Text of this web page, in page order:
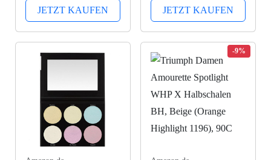
JETZT KAUFEN
JETZT KAUFEN
-9%